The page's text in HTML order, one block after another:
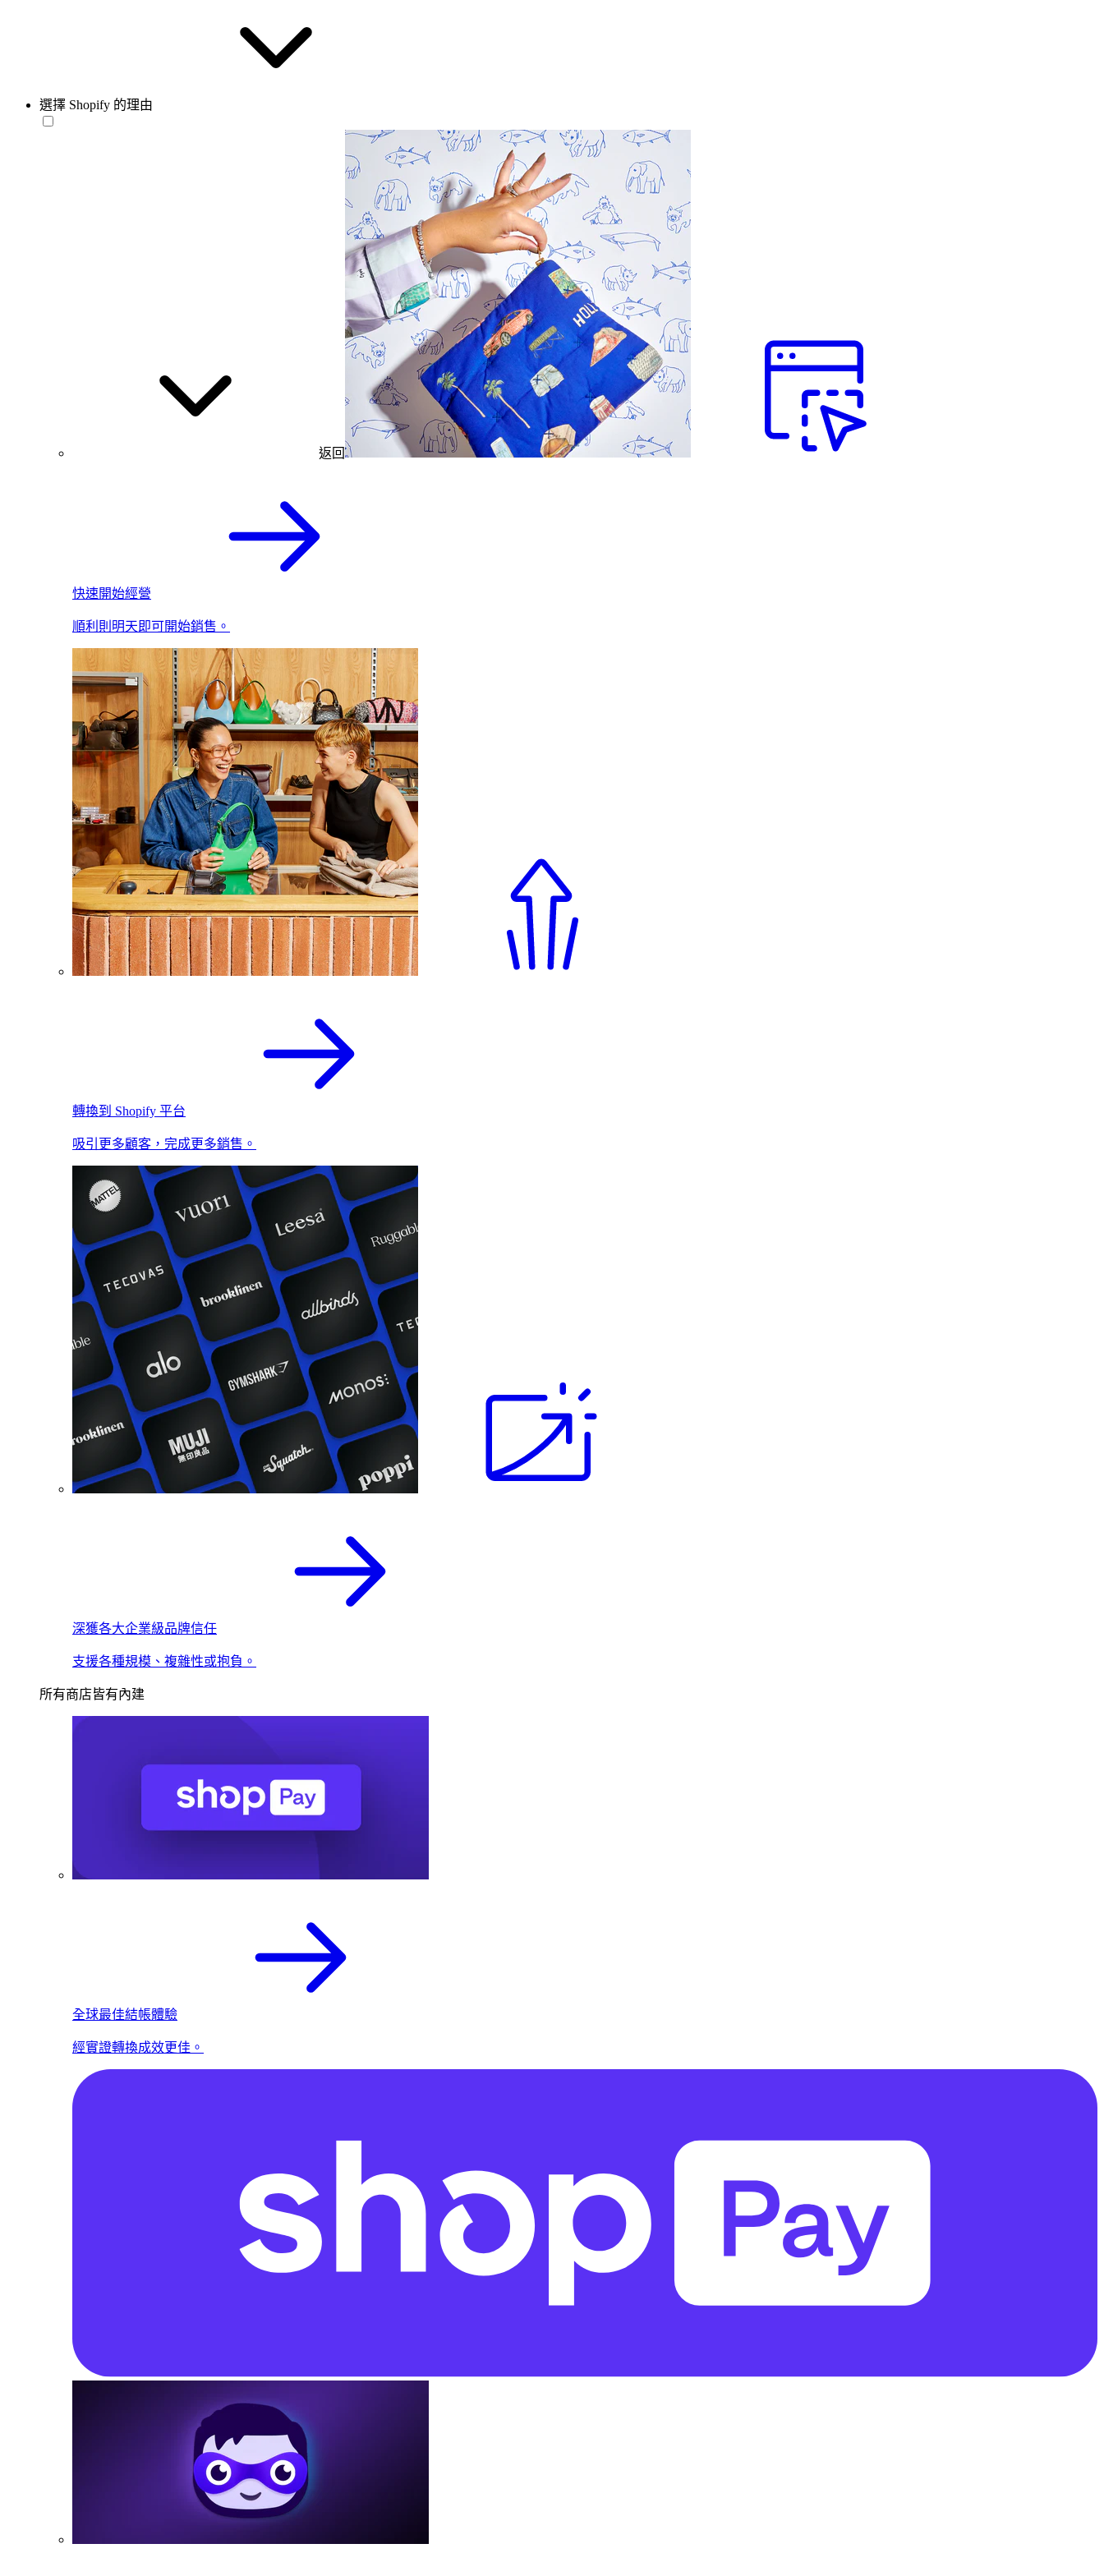
選擇 Shopify 的理由
返回
快速開始經營
順利則明天即可開始銷售。
轉換到 Shopify 平台
吸引更多顧客，完成更多銷售。
深獲各大企業級品牌信任
支援各種規模、複雜性或抱負。
所有商店皆有內建
全球最佳結帳體驗
經實證轉換成效更佳。